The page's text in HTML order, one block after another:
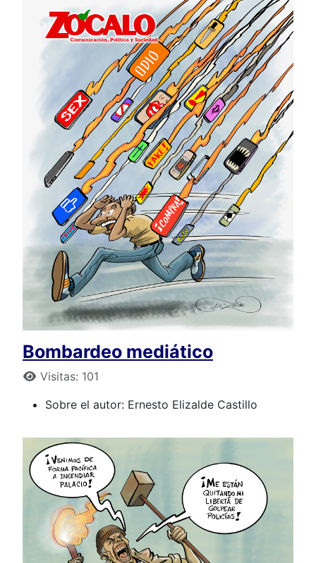
Bombardeo mediático
Detalles
Visitas: 101
Sobre el autor: Ernesto Elizalde Castillo